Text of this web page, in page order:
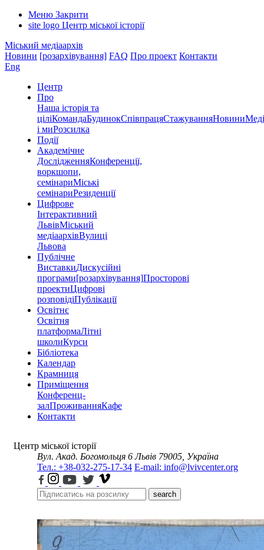
Меню Закрити
site logo Центр міської історії
Міський медіаархів
Новини [розархівування] FAQ Про проект Контакти
Eng
Центр
Про
Наша історія та
ціліКомандаБудинокСпівпрацяСтажуванняНовини
і миРозсилка
Події
Академічне
ДослідженняКонференції,
воркшопи,
семінариМіські
семінариРезиденції
Цифрове
Інтерактивний
ЛьвівМіський
медіаархівВулиці
Львова
Публічне
ВиставкиДискусійні
програми[розархівування]Просторові
проектиЦифрові
розповідіПублікації
Освітнє
Освітня
платформаЛітні
школиКурси
Бібліотека
Календар
Крамниця
Приміщення
Конференц-
залПроживанняКафе
Контакти
Центр міської історії
Вул. Акад. Богомольця 6 Львів 79005, Україна
Тел.: +38-032-275-17-34 E-mail: info@lvivcenter.org
search